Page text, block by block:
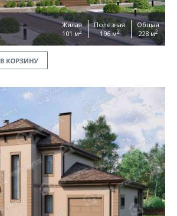
Жилая
101 м2
Полезная
196 м2
Общая
228 м2
В КОРЗИНУ